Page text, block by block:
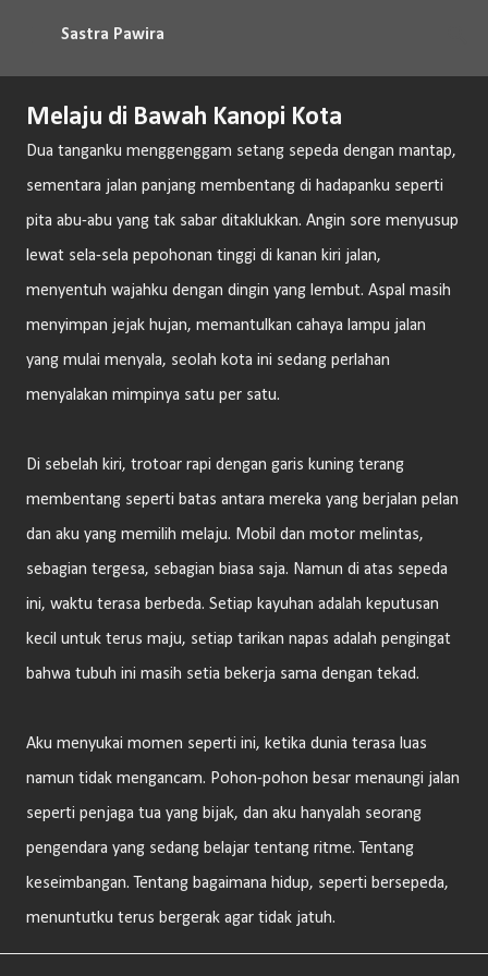
Langsung ke konten utama
Sastra Pawira
Melaju di Bawah Kanopi Kota
Dua tanganku menggenggam setang sepeda dengan mantap,
sementara jalan panjang membentang di hadapanku seperti
pita abu-abu yang tak sabar ditaklukkan. Angin sore menyusup
lewat sela-sela pepohonan tinggi di kanan kiri jalan,
menyentuh wajahku dengan dingin yang lembut. Aspal masih
menyimpan jejak hujan, memantulkan cahaya lampu jalan
yang mulai menyala, seolah kota ini sedang perlahan
menyalakan mimpinya satu per satu.
Di sebelah kiri, trotoar rapi dengan garis kuning terang
membentang seperti batas antara mereka yang berjalan pelan
dan aku yang memilih melaju. Mobil dan motor melintas,
sebagian tergesa, sebagian biasa saja. Namun di atas sepeda
ini, waktu terasa berbeda. Setiap kayuhan adalah keputusan
kecil untuk terus maju, setiap tarikan napas adalah pengingat
bahwa tubuh ini masih setia bekerja sama dengan tekad.
Aku menyukai momen seperti ini, ketika dunia terasa luas
namun tidak mengancam. Pohon-pohon besar menaungi jalan
seperti penjaga tua yang bijak, dan aku hanyalah seorang
pengendara yang sedang belajar tentang ritme. Tentang
keseimbangan. Tentang bagaimana hidup, seperti bersepeda,
menuntutku terus bergerak agar tidak jatuh.